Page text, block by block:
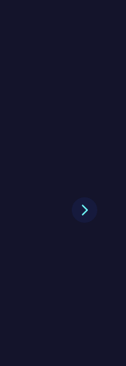
Next